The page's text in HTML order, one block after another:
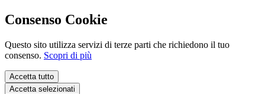
Consenso Cookie
Questo sito utilizza servizi di terze parti che richiedono il tuo
consenso. Scopri di più
Accetta tutto
Accetta selezionati